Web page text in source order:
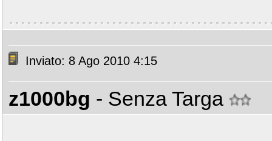
Inviato: 8 Ago 2010 4:15
z1000bg - Senza Targa